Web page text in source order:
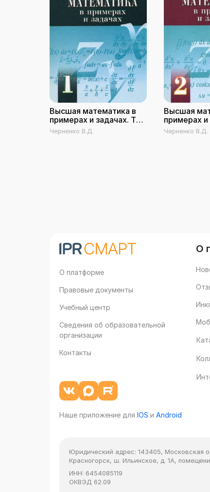
Высшая математика в
примерах и задачах. Том
1
Черненко В.Д.
Высшая
примерах и
2
Черненко В.Д.
О платформе
Правовые документы
Учебный центр
Сведения об образовательной
организации
Контакты
Наше приложение для IOS и Android
О
Юридический адрес: 143405, Московская
Красногорск, ш. Ильинское, д. 1А,
ИНН: 6454085119
ОКВЭД 62.09